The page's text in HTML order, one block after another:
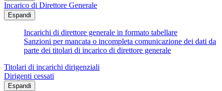
Incarico di Direttore Generale
Espandi
Incarichi di direttore generale in formato tabellare
Sanzioni per mancata o incompleta comunicazione dei dati da
parte dei titolari di incarico di direttore generale
Titolari di incarichi dirigenziali
Dirigenti cessati
Espandi